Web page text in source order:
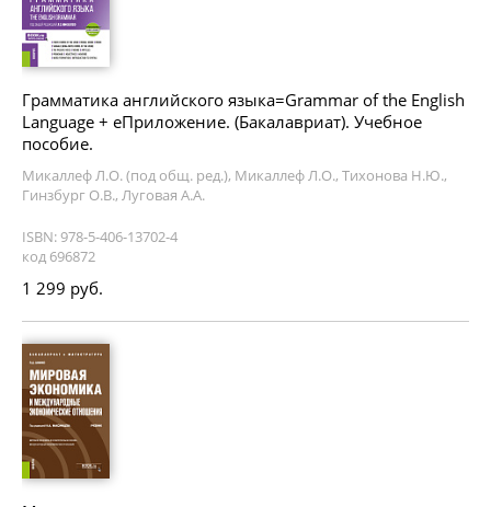
Грамматика английского языка=Grammar of the English
Language + еПриложение. (Бакалавриат). Учебное
пособие.
Микаллеф Л.О. (под общ. ред.), Микаллеф Л.О., Тихонова Н.Ю.,
Гинзбург О.В., Луговая А.А.
ISBN: 978-5-406-13702-4
код 696872
1 299 руб.